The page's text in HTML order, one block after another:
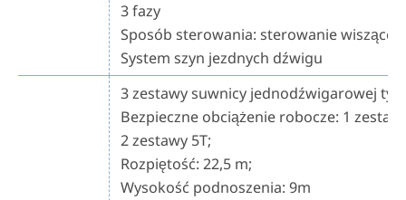
3 fazy
Sposób sterowania: sterowanie wiszące
System szyn jezdnych dźwigu
3 zestawy suwnicy jednodźwigarowej
Bezpieczne obciążenie robocze: 1 zestaw
2 zestawy 5T;
Rozpiętość: 22,5 m;
Wysokość podnoszenia: 9m